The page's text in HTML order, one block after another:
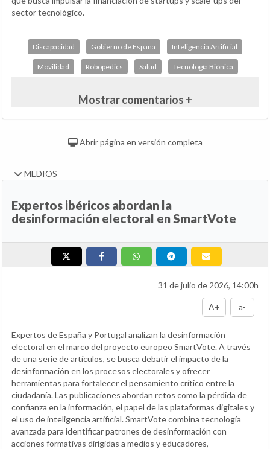
sector tecnológico.
Discapacidad Gobierno de España Inteligencia Artificial
Movilidad Robopedics Salud Tecnología Biónica
Mostrar comentarios +
Abrir página en versión completa
MEDIOS
Expertos ibéricos abordan la
desinformación electoral en SmartVote
31 de julio de 2026, 14:00h
A+ a-
Expertos de España y Portugal analizan la desinformación
electoral en el marco del proyecto europeo SmartVote. A través
de una serie de artículos, se busca debatir el impacto de la
desinformación en los procesos electorales y ofrecer
herramientas para fortalecer el pensamiento crítico entre la
ciudadanía. Las publicaciones abordan retos como la pérdida de
confianza en la información, el papel de las plataformas digitales y
el uso de inteligencia artificial. SmartVote combina tecnología
avanzada para identificar patrones de desinformación con
acciones formativas dirigidas a medios y educadores,